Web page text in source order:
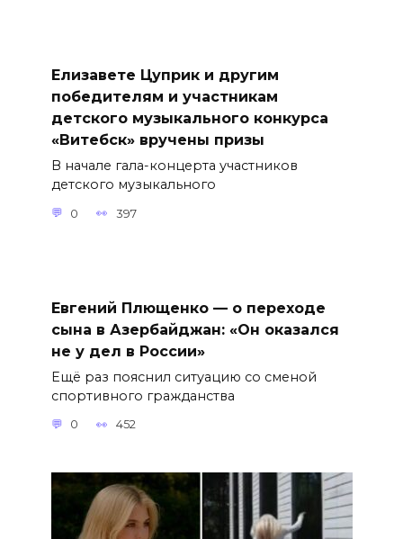
Елизавете Цуприк и другим
победителям и участникам
детского музыкального конкурса
«Витебск» вручены призы
В начале гала-концерта участников
детского музыкального
0 397
Евгений Плющенко — о переходе
сына в Азербайджан: «Он оказался
не у дел в России»
Ещё раз пояснил ситуацию со сменой
спортивного гражданства
0 452